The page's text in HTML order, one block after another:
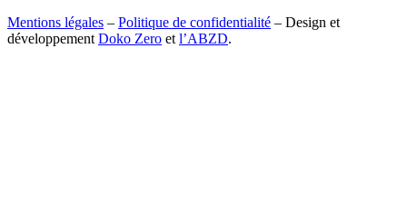
Mentions légales – Politique de confidentialité – Design et
développement Doko Zero et l’ABZD.